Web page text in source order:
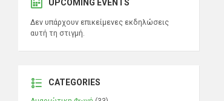
UPCOMING EVENTS
Δεν υπάρχουν επικείμενες εκδηλώσεις
αυτή τη στιγμή.
CATEGORIES